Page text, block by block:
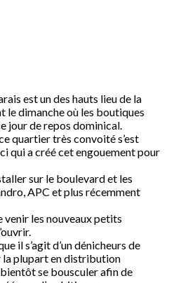
est un des hauts lieu de la
le dimanche où les boutiques
jour de repos dominical.
quartier très convoité s’est
qui a créé cet engouement pour
sur le boulevard et les
APC et plus récemment
venir les nouveaux petits
il s’agit d’un dénicheurs de
la plupart en distribution
se bousculer afin de